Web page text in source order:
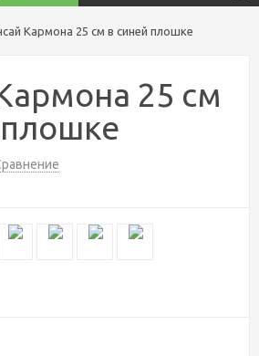
Кармона 25 см в синей плошке
25 см